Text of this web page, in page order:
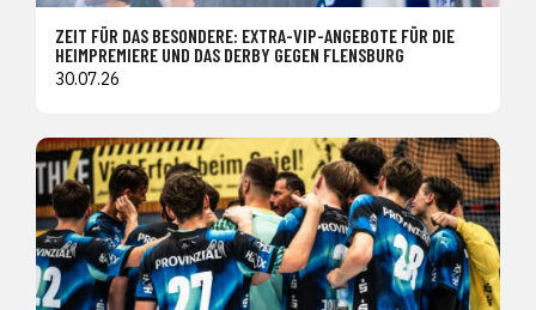
ZEIT FÜR DAS BESONDERE: EXTRA-VIP-ANGEBOTE FÜR DIE
HEIMPREMIERE UND DAS DERBY GEGEN FLENSBURG
30.07.26